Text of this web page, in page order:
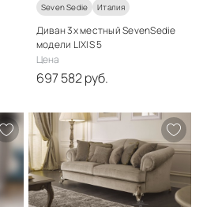
Seven Sedie Италия
Диван 3х местный SevenSedie
модели LIXIS 5
Цена
697 582 руб.
классический
Материалы
Ткань, дерево
Подробнее
В корзину